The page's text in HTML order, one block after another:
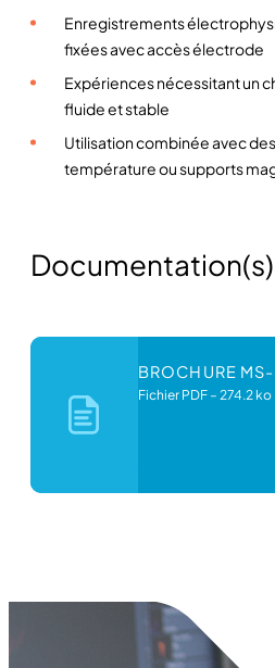
Enregistrements
fixées avec accès électrode
Expériences nécessitant un
fluide et stable
Utilisation combinée avec
température ou supports
Documentation(s)
BROCHURE
Fichier PDF – 274.2 ko